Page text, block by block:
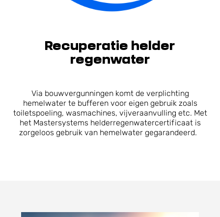
Recuperatie helder
regenwater
Via bouwvergunningen komt de verplichting
hemelwater te bufferen voor eigen gebruik zoals
toiletspoeling, wasmachines, vijveraanvulling etc. Met
het Mastersystems helderregenwatercertificaat is
zorgeloos gebruik van hemelwater gegarandeerd.